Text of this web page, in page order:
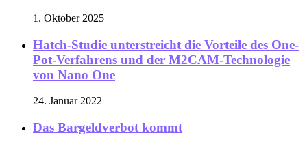
1. Oktober 2025
Hatch-Studie unterstreicht die Vorteile des One-
Pot-Verfahrens und der M2CAM-Technologie
von Nano One
24. Januar 2022
Das Bargeldverbot kommt